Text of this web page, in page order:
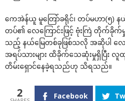
ကေအဲန်ယူ မူတြော်ခရိုင်၊ တပ်မဟာ(၅)
တပ်၏ လေကြောင်းဖြင့် ဗုံးကြဲ တိုက်ခို
သည့် နယ်မြေတစ်ခုဖြစ်သလို အဆိုပါ လေ
အရပ်သားများ ထိခိုက်သေဆုံးမှုရှိပြီး လူ
တိမ်းရှောင်နေခဲ့ရသည်ဟု သိရသည်။
2 Facebook